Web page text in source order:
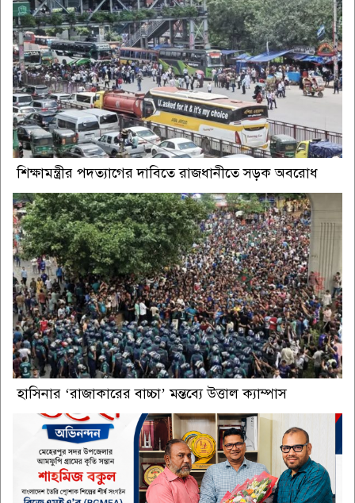
শিক্ষামন্ত্রীর পদত্যাগের দাবিতে রাজধানীতে সড়ক অবরোধ
হাসিনার ‘রাজাকারের বাচ্চা’ মন্তব্যে উত্তাল ক্যাম্পাস